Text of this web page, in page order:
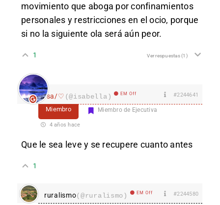
movimiento que aboga por confinamientos
personales y restricciones en el ocio, porque
si no la siguiente ola será aún peor.
1 Ver respuestas(1)
Isa/♡ (@isabella) EM Off #2244641
Miembro Miembro de Ejecutiva
4 años hace
Que le sea leve y se recupere cuanto antes
1
ruralismo(@ruralismo) EM Off #2244580